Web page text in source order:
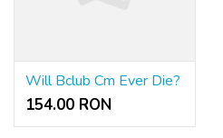
Will Bclub Cm Ever Die?
154.00 RON